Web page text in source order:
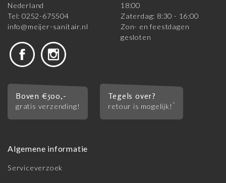
Nederland
Tel: 0252-675504
info@meijer-sanitair.nl
18:00
Zaterdag: 8:30 - 16:00
Zon- en feestdagen
gesloten
Boven €500,-
gratis verzending!
Tegels over?
retour is mogelijk! *
Algemene informatie
Serviceverzoek